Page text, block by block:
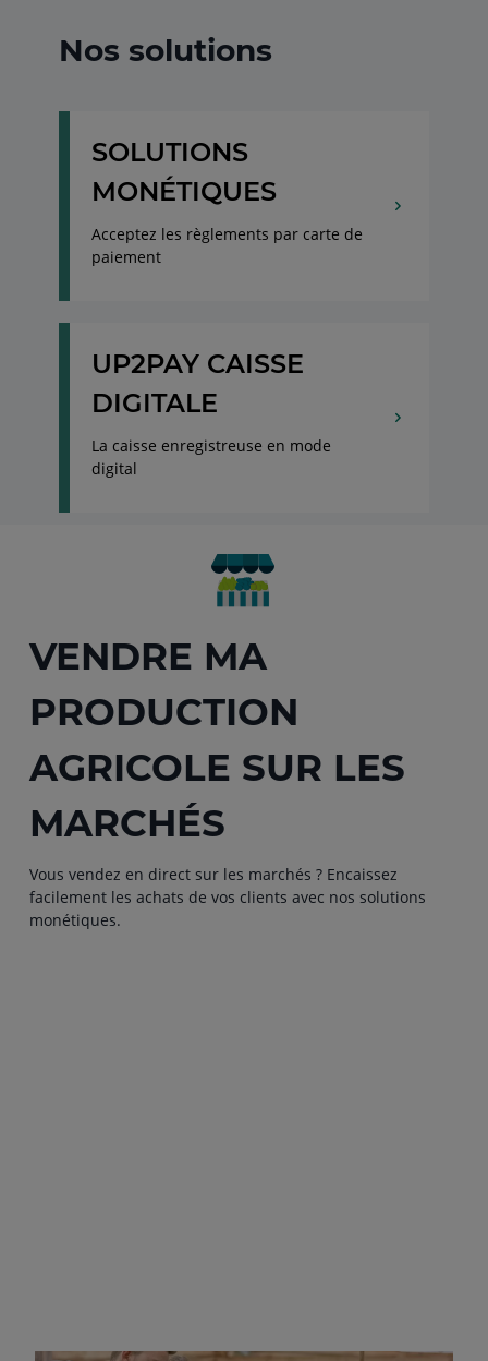
Nos solutions
SOLUTIONS
MONÉTIQUES
Acceptez les règlements par carte de
paiement
UP2PAY CAISSE
DIGITALE
La caisse enregistreuse en mode
digital
VENDRE MA
PRODUCTION
AGRICOLE SUR LES
MARCHÉS
Vous vendez en direct sur les marchés ? Encaissez
facilement les achats de vos clients avec nos solutions
monétiques.